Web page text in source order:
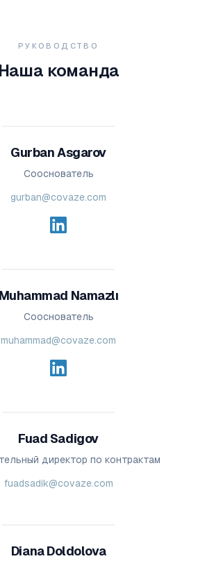
РУКОВОДСТВО
Наша команда
Gurban Asgarov
Сооснователь
gurban@covaze.com
Muhammad Namazlı
Сооснователь
muhammad@covaze.com
Fuad Sadigov
директор по контрактам
fuadsadik@covaze.com
Diana Doldolova